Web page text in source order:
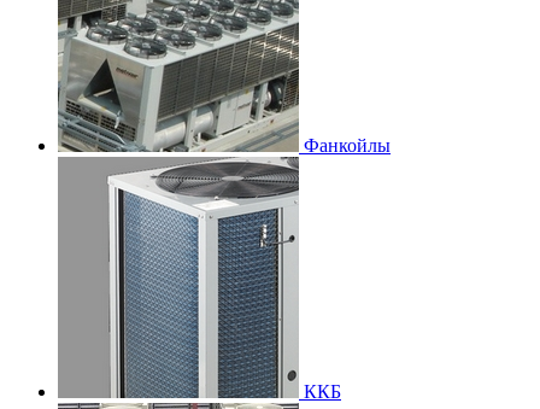
Фанкойлы
ККБ